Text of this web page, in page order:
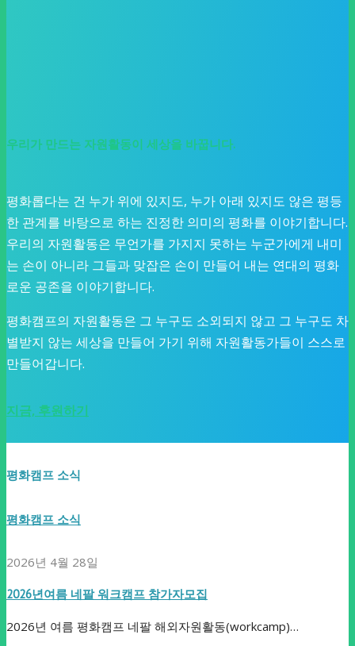
우리가 만드는 자원활동이 세상을 바꿉니다.
평화롭다는 건 누가 위에 있지도, 누가 아래 있지도 않은 평등
한 관계를 바탕으로 하는 진정한 의미의 평화를 이야기합니다.
우리의 자원활동은 무언가를 가지지 못하는 누군가에게 내미
는 손이 아니라 그들과 맞잡은 손이 만들어 내는 연대의 평화
로운 공존을 이야기합니다.
평화캠프의 자원활동은 그 누구도 소외되지 않고 그 누구도 차
별받지 않는 세상을 만들어 가기 위해 자원활동가들이 스스로
만들어갑니다.
지금, 후원하기
평화캠프 소식
평화캠프 소식
2026년 4월 28일
2026년여름 네팔 워크캠프 참가자모집
2026년 여름 평화캠프 네팔 해외자원활동(workcamp)…